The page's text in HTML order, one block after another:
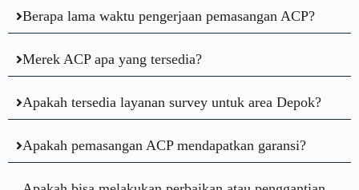
Berapa lama waktu pengerjaan pemasangan ACP?
Merek ACP apa yang tersedia?
Apakah tersedia layanan survey untuk area Depok?
Apakah pemasangan ACP mendapatkan garansi?